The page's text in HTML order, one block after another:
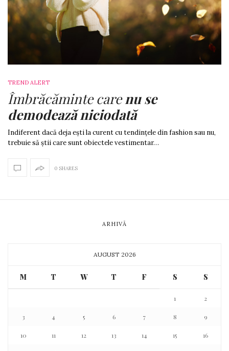
TREND ALERT
Îmbrăcăminte carenu se
demodează niciodată
Indiferent dacă deja ești la curent cu tendințele din fashion sau nu,
trebuie să știi care sunt obiectele vestimentar…
0 SHARES
ARHIVĂ
AUGUST 2026
M T W T F S S
1 2
3 4 5 6 7 8 9
10 11 12 13 14 15 16